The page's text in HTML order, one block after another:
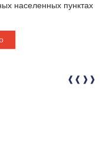
населенных пунктах